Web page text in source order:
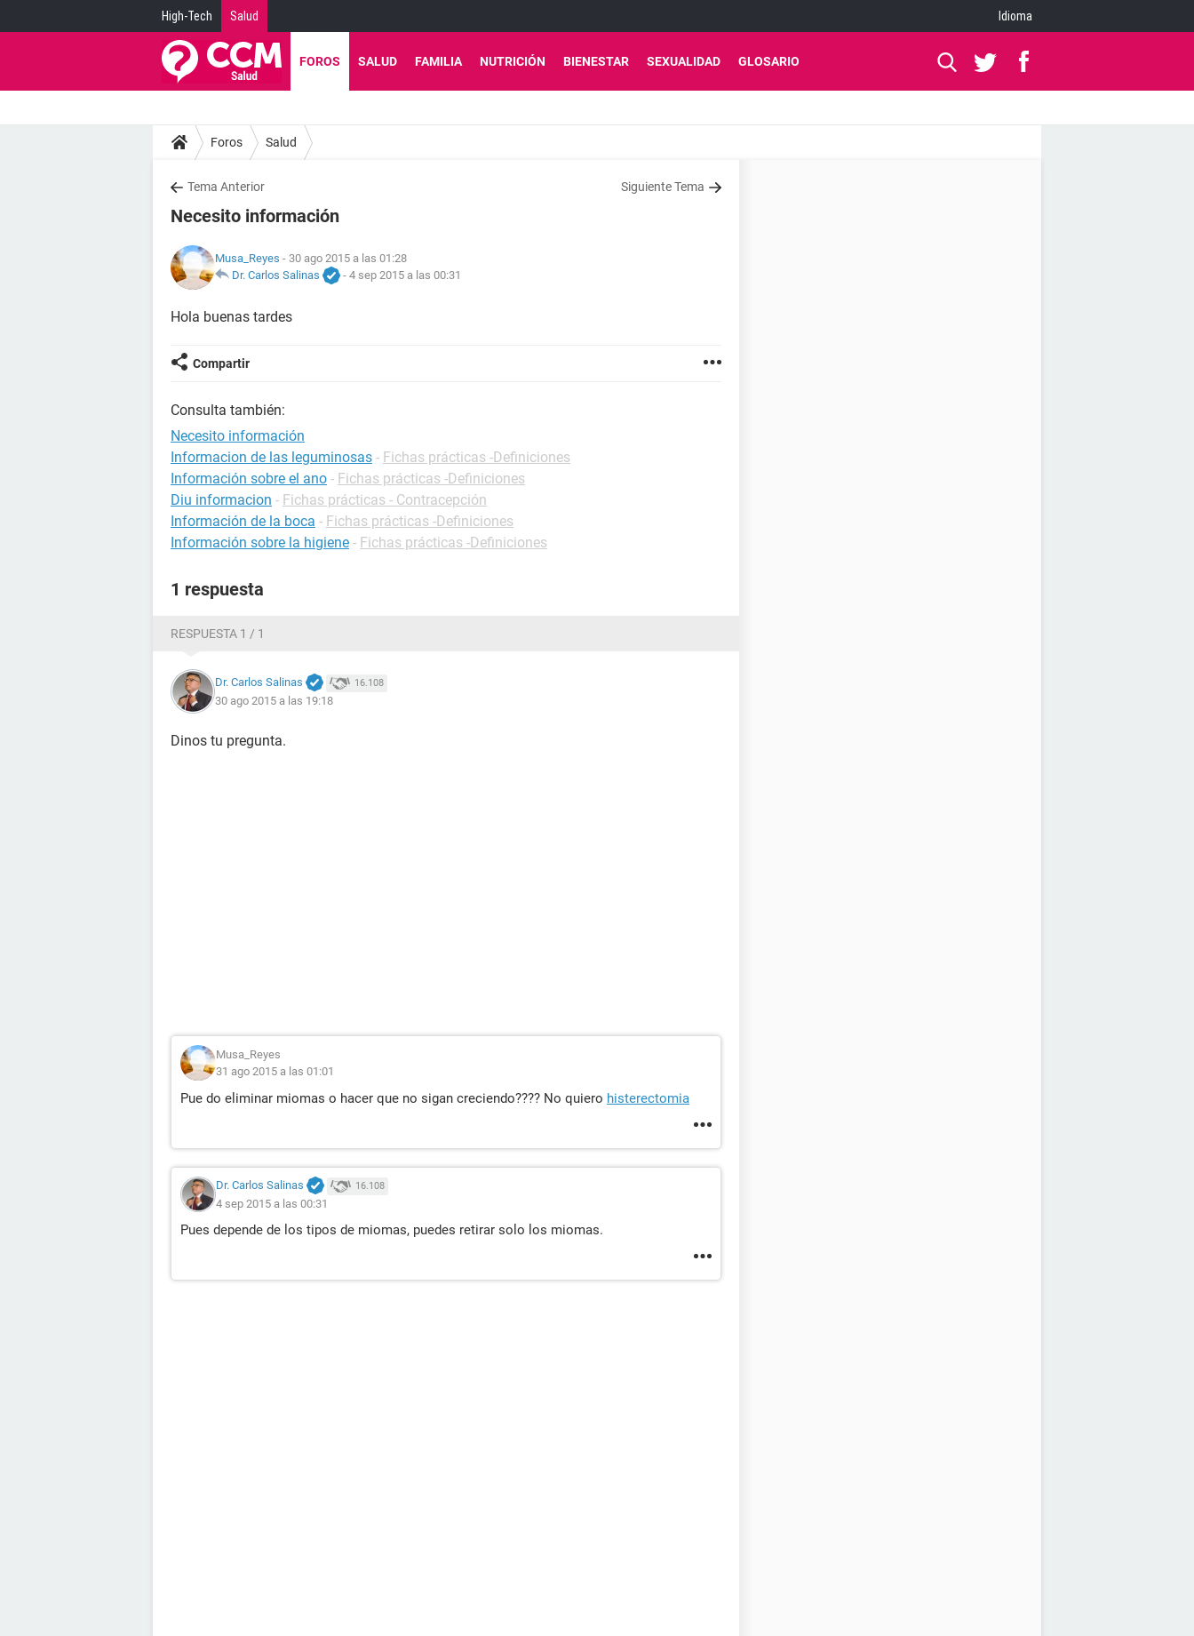
High-Tech Salud Idioma
FOROS SALUD FAMILIA NUTRICIÓN BIENESTAR SEXUALIDAD GLOSARIO
Foros Salud
Tema Anterior Siguiente Tema
Necesito información
Musa_Reyes - 30 ago 2015 a las 01:28
Dr. Carlos Salinas
- 4 sep 2015 a las 00:31
Hola buenas tardes
Compartir
Consulta también:
Necesito información
Informacion de las leguminosas - Fichas prácticas -Definiciones
Información sobre el ano - Fichas prácticas -Definiciones
Diu informacion - Fichas prácticas - Contracepción
Información de la boca - Fichas prácticas -Definiciones
Información sobre la higiene - Fichas prácticas -Definiciones
1 respuesta
RESPUESTA 1 / 1
Dr. Carlos Salinas 16.108
30 ago 2015 a las 19:18
Dinos tu pregunta.
Musa_Reyes
31 ago 2015 a las 01:01
Pue do eliminar miomas o hacer que no sigan creciendo???? No quiero histerectomia
Dr. Carlos Salinas 16.108
4 sep 2015 a las 00:31
Pues depende de los tipos de miomas, puedes retirar solo los miomas.